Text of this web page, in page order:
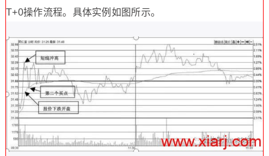
T+0操作流程。具体实例如图所示。